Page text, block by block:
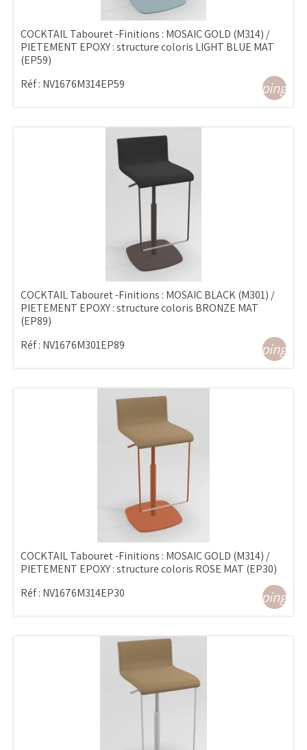
COCKTAIL Tabouret -Finitions : MOSAIC GOLD (M314) /
PIETEMENT EPOXY : structure coloris LIGHT BLUE MAT
(EP59)
Réf : NV1676M314EP59
COCKTAIL Tabouret -Finitions : MOSAIC BLACK (M301) /
PIETEMENT EPOXY : structure coloris BRONZE MAT
(EP89)
Réf : NV1676M301EP89
COCKTAIL Tabouret -Finitions : MOSAIC GOLD (M314) /
PIETEMENT EPOXY : structure coloris ROSE MAT (EP30)
Réf : NV1676M314EP30